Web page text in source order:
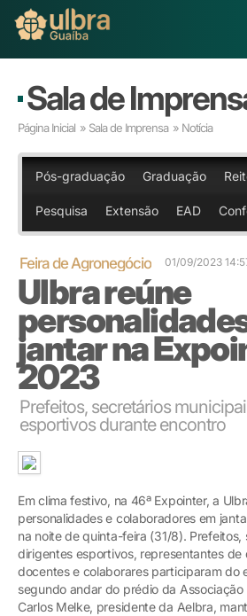
Buscar
Já sou Aluno
Matricule-se
Educação Básica
Graduação
Pós-graduação
Educação a Distância
Pesquisa
Extensão
Infraestrutura e Serviços
Inovação
Sobre a ULBRA
Sala de
Página Inicial » Sala de Imprensa » Notícia
Pós-graduação Graduação
Pesquisa Extensão EAD
Feira de Agronegócio 01/09/2023
Ulbra reúne
jantar na
2023
Prefeitos, secretários
esportivos durante encontro
Em clima festivo, na 46ª Expointer, a
personalidades e colaboradores em
na noite de quinta-feira (31/8). Prefeitos,
dirigentes esportivos, representantes de
docentes e colaborares participaram do
segundo andar do prédio da Associação
Carlos Melke, presidente da Aelbra,